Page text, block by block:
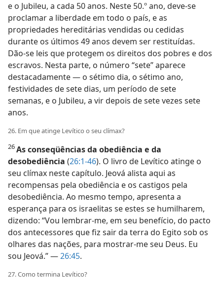
e o Jubileu, a cada 50 anos. Neste 50.º ano, deve-se
proclamar a liberdade em todo o país, e as
propriedades hereditárias vendidas ou cedidas
durante os últimos 49 anos devem ser restituídas.
Dão-se leis que protegem os direitos dos pobres e dos
escravos. Nesta parte, o número “sete” aparece
destacadamente — o sétimo dia, o sétimo ano,
festividades de sete dias, um período de sete
semanas, e o Jubileu, a vir depois de sete vezes sete
anos.
26. Em que atinge Levítico o seu clímax?
26As conseqüências da obediência e da
desobediência (26:1-46). O livro de Levítico atinge o
seu clímax neste capítulo. Jeová alista aqui as
recompensas pela obediência e os castigos pela
desobediência. Ao mesmo tempo, apresenta a
esperança para os israelitas se estes se humilharem,
dizendo: “Vou lembrar-me, em seu benefício, do pacto
dos antecessores que fiz sair da terra do Egito sob os
olhares das nações, para mostrar-me seu Deus. Eu
sou Jeová.” —26:45.
27. Como termina Levítico?